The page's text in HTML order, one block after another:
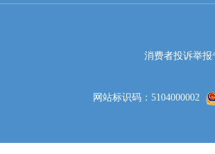
消费者投诉举报
网站标识码：5104000002